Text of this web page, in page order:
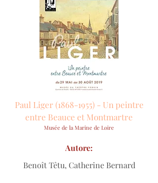
Paul Liger(1868-1955)- Un peintre
entre Beauce et Montmartre
Musée de la Marine de Loire
Benoît Têtu, Catherine Bernard
Autore: